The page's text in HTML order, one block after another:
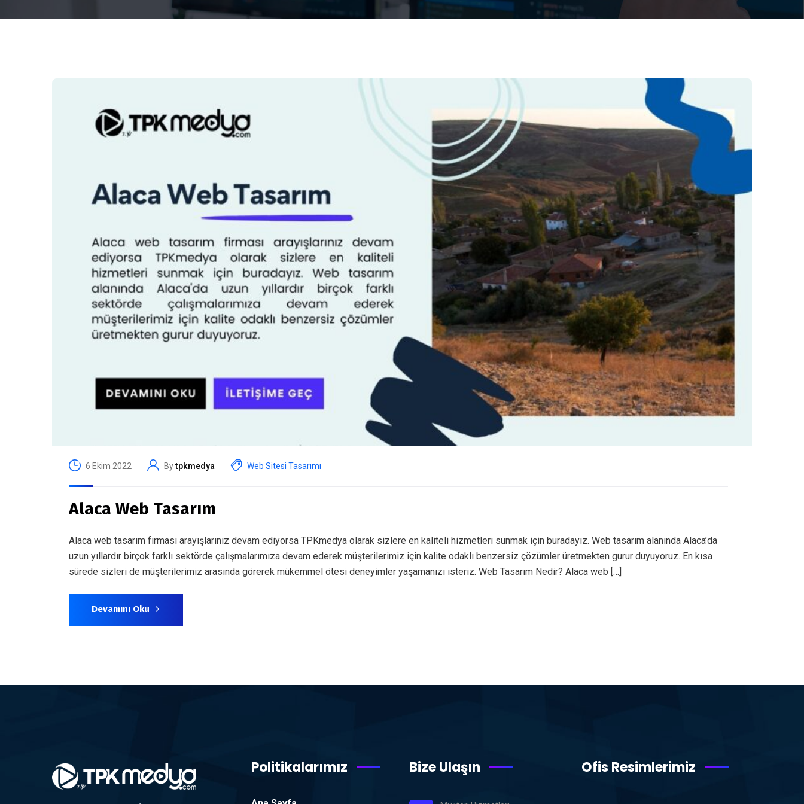
6 Ekim 2022 Bytpkmedya Web Sitesi Tasarımı
Alaca Web Tasarım
Alaca web tasarım firması arayışlarınız devam ediyorsa TPKmedya olarak sizlere en kaliteli hizmetleri sunmak için buradayız. Web tasarım alanında Alaca’da
uzun yıllardır birçok farklı sektörde çalışmalarımıza devam ederek müşterilerimiz için kalite odaklı benzersiz çözümler üretmekten gurur duyuyoruz. En kısa
sürede sizleri de müşterilerimiz arasında görerek mükemmel ötesi deneyimler yaşamanızı isteriz. Web Tasarım Nedir? Alaca web […]
Devamını Oku
Politikalarımız Bize Ulaşın Ofis Resimlerimiz